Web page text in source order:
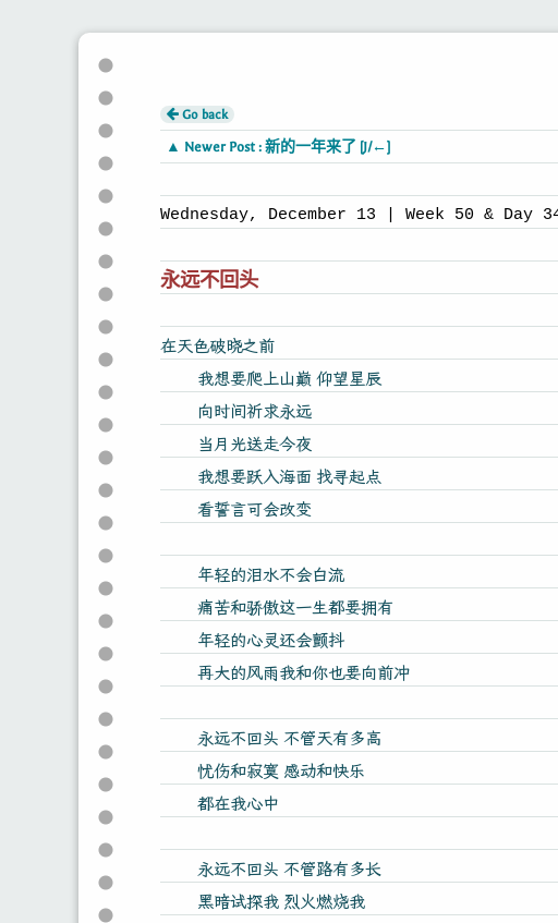
Go back
▲ Newer Post : 新的一年来了 [J/←]
Wednesday, December 13 | Week 50 & Day
永远不回头
在天色破晓之前
我想要爬上山巅 仰望星辰
向时间祈求永远
当月光送走今夜
我想要跃入海面 找寻起点
看誓言可会改变
年轻的泪水不会白流
痛苦和骄傲这一生都要拥有
年轻的心灵还会颤抖
再大的风雨我和你也要向前冲
永远不回头 不管天有多高
忧伤和寂寞 感动和快乐
都在我心中
永远不回头 不管路有多长
黑暗试探我 烈火燃烧我